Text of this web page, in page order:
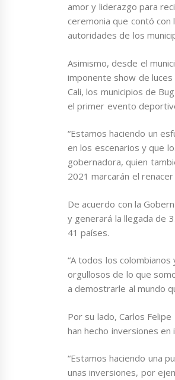
amor y liderazgo para
ceremonia que contó con
autoridades de los
Asimismo, desde el
imponente show de
Cali, los municipios de
el primer evento
“Estamos haciendo un
en los escenarios y que
gobernadora, quien
2021 marcarán el renacer
De acuerdo con la
y generará la llegada de
41 países.
“A todos los
orgullosos de lo que
a demostrarle al mundo
Por su lado, Carlos
han hecho inversiones
“Estamos haciendo una
unas inversiones, por